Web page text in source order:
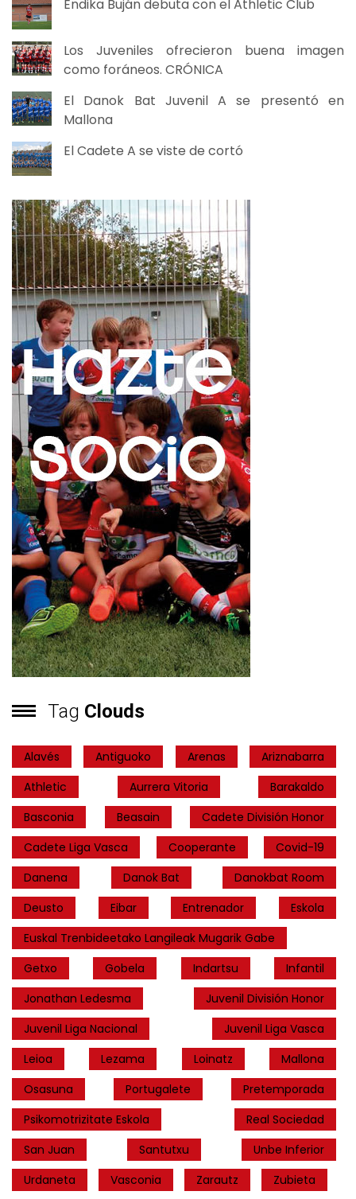
Endika Buján debuta con el Athletic Club
Los Juveniles ofrecieron buena imagen
como foráneos. CRÓNICA
El Danok Bat Juvenil A se presentó en
Mallona
El Cadete A se viste de cortó
Tag Clouds
Alavés Antiguoko Arenas
Ariznabarra
Athletic
Aurrera Vitoria
Barakaldo
Basconia
Beasain
Cadete División Honor
Cadete Liga Vasca
Cooperante
Covid-19
Danena
Danok Bat
Danokbat Room
Deusto
Eibar Entrenador
Eskola
Euskal Trenbideetako Langileak Mugarik Gabe
Getxo
Gobela Indartsu
Infantil
Jonathan Ledesma
Juvenil División Honor
Juvenil Liga Nacional
Juvenil Liga Vasca
Leioa
Lezama Loinatz
Mallona
Osasuna
Portugalete
Pretemporada
Psikomotrizitate Eskola
Real Sociedad
San Juan
Santutxu
Unbe Inferior
Urdaneta
Vasconia Zarautz Zubieta